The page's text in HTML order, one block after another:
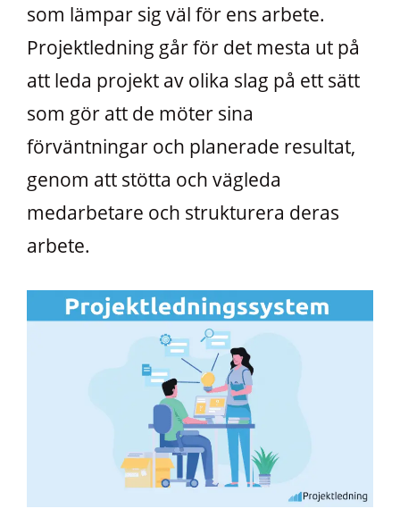
som lämpar sig väl för ens arbete.
Projektledning går för det mesta ut på
att leda projekt av olika slag på ett sätt
som gör att de möter sina
förväntningar och planerade resultat,
genom att stötta och vägleda
medarbetare och strukturera deras
arbete.